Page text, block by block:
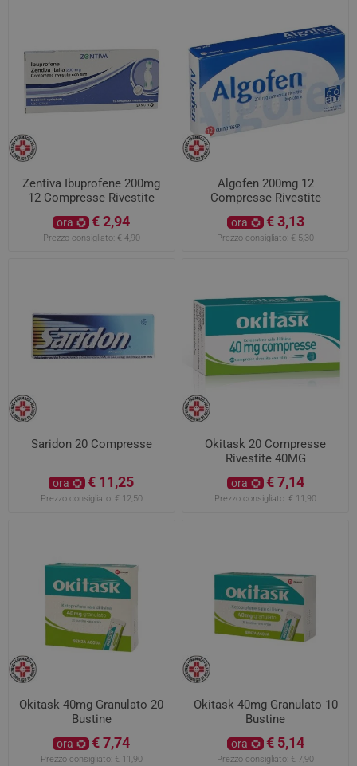
Zentiva Ibuprofene 200mg
12 Compresse Rivestite
ora € 2,94
Prezzo consigliato: € 4,90
Algofen 200mg 12
Compresse Rivestite
ora € 3,13
Prezzo consigliato: € 5,30
Saridon 20 Compresse
ora € 11,25
Prezzo consigliato: € 12,50
Okitask 20 Compresse
Rivestite 40MG
ora € 7,14
Prezzo consigliato: € 11,90
Okitask 40mg Granulato 20
Bustine
ora € 7,74
Prezzo consigliato: € 11,90
Okitask 40mg Granulato 10
Bustine
ora € 5,14
Prezzo consigliato: € 7,90